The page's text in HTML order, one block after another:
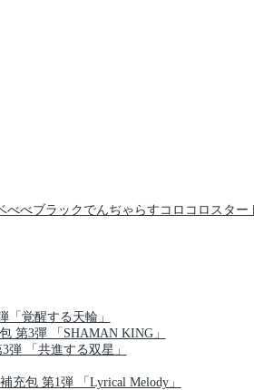
べべブラックでんぢゃらすコロコロスター
「覚醒する天輪」
第3彈 「SHAMAN KING」
弾 「共進する双星」
充包 第1弾 「Lyrical Melody」